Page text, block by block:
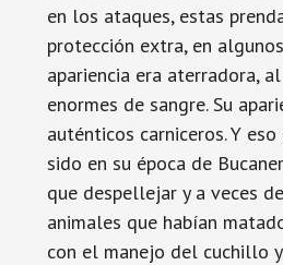
en los ataques, estas
protección extra, en
apariencia era aterradora,
enormes de sangre. Su
auténticos carniceros. Y
sido en su época de
que despellejar y a veces
animales que habían
con el manejo del cuchillo